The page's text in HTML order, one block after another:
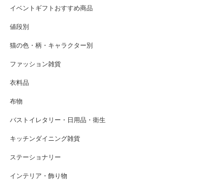
イベントギフトおすすめ商品
値段別
猫の色・柄・キャラクター別
ファッション雑貨
衣料品
布物
バストイレタリー・日用品・衛生
キッチンダイニング雑貨
ステーショナリー
インテリア・飾り物